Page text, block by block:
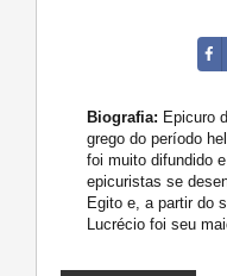
Biografia: Epicuro
grego do período
foi muito difundido
epicuristas se
Egito e, a partir do
Lucrécio foi seu